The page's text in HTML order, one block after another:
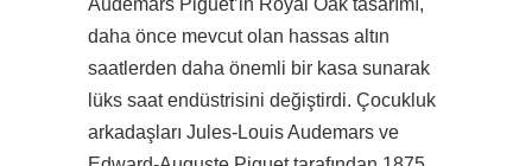
Audemars Piguet’in Royal Oak tasarımı,
daha önce mevcut olan hassas altın
saatlerden daha önemli bir kasa sunarak
lüks saat endüstrisini değiştirdi. Çocukluk
arkadaşları Jules-Louis Audemars ve